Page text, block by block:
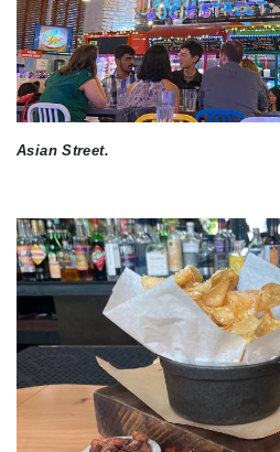
Asian Street.